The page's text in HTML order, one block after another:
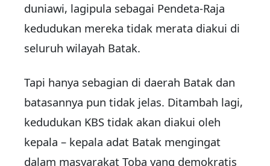
duniawi, lagipula sebagai Pendeta-Raja
kedudukan mereka tidak merata diakui di
seluruh wilayah Batak.
Tapi hanya sebagian di daerah Batak dan
batasannya pun tidak jelas. Ditambah lagi,
kedudukan KBS tidak akan diakui oleh
kepala – kepala adat Batak mengingat
dalam masyarakat Toba yang demokratis